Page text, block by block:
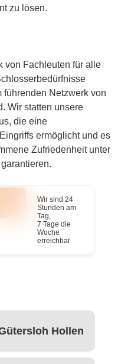
Wir sind 24
Stunden am
Tag,
7 Tage die
Woche
erreichbar
zu lösen.
von Fachleuten für alle
führenden Netzwerk von
Wir statten unsere
die eine
ermöglicht und es
Zufriedenheit unter
Hollen